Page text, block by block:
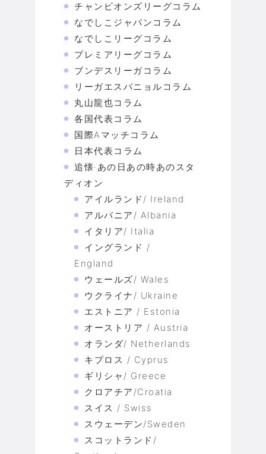
チャンピオンズリーグコラム
なでしこジャパンコラム
なでしこリーグコラム
プレミアリーグコラム
ブンデスリーガコラム
リーガエスパニョルコラム
丸山龍也コラム
各国代表コラム
国際Aマッチコラム
日本代表コラム
追懐·あの日あの時あのスタ
ディオン
アイルランド/ Ireland
アルバニア/ Albania
イタリア/ Italia
イングランド /
England
ウェールズ/ Wales
ウクライナ/ Ukraine
エストニア / Estonia
オーストリア / Austria
オランダ/ Netherlands
キプロス / Cyprus
ギリシャ/ Greece
クロアチア/Croatia
スイス / Swiss
スウェーデン/Sweden
スコットランド/